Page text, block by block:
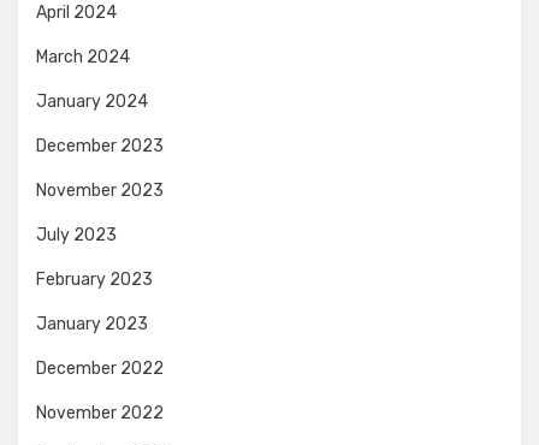
April 2024
March 2024
January 2024
December 2023
November 2023
July 2023
February 2023
January 2023
December 2022
November 2022